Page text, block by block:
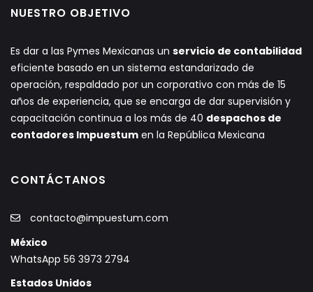
NUESTRO OBJETIVO
Es dar a las Pymes Mexicanas un servicio de contabilidad
eficiente basado en un sistema estandarizado de
operación, respaldado por un corporativo con más de 15
años de experiencia, que se encarga de dar supervisión y
capacitación continua a los más de 40 despachos de
contadores Impuestum en la República Mexicana
CONTÁCTANOS
contacto@impuestum.com
México
WhatsApp 56 3973 2794
Estados Unidos